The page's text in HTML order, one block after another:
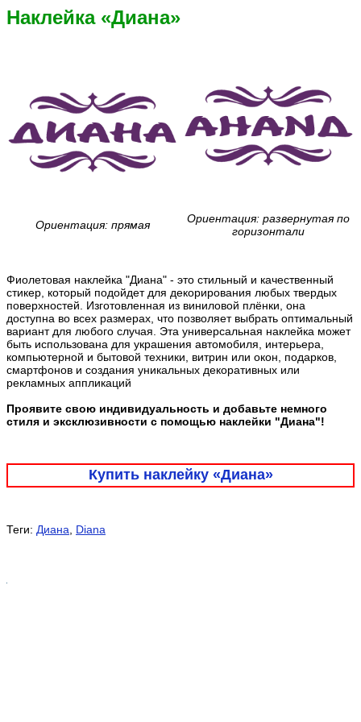
Наклейка «Диана»
Ориентация: прямая
Ориентация: развернутая по
горизонтали
Фиолетовая наклейка "Диана" - это стильный и качественный
стикер, который подойдет для декорирования любых твердых
поверхностей. Изготовленная из виниловой плёнки, она
доступна во всех размерах, что позволяет выбрать оптимальный
вариант для любого случая. Эта универсальная наклейка может
быть использована для украшения автомобиля, интерьера,
компьютерной и бытовой техники, витрин или окон, подарков,
смартфонов и создания уникальных декоративных или
рекламных аппликаций
Проявите свою индивидуальность и добавьте немного
стиля и эксклюзивности с помощью наклейки "Диана"!
Купить наклейку «Диана»
Теги: Диана, Diana